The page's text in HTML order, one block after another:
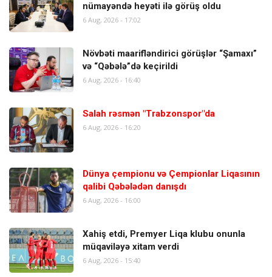
nümayəndə heyəti ilə görüş oldu
6 Aug, 2026 - 17:02
Növbəti maarifləndirici görüşlər “Şamaxı”
və “Qəbələ”də keçirildi
6 Aug, 2026 - 16:40
Salah rəsmən "Trabzonspor"da
6 Aug, 2026 - 16:20
Dünya çempionu və Çempionlar Liqasının
qalibi Qəbələdən danışdı
6 Aug, 2026 - 16:00
Xahiş etdi, Premyer Liqa klubu onunla
müqaviləyə xitam verdi
6 Aug, 2026 - 15:40